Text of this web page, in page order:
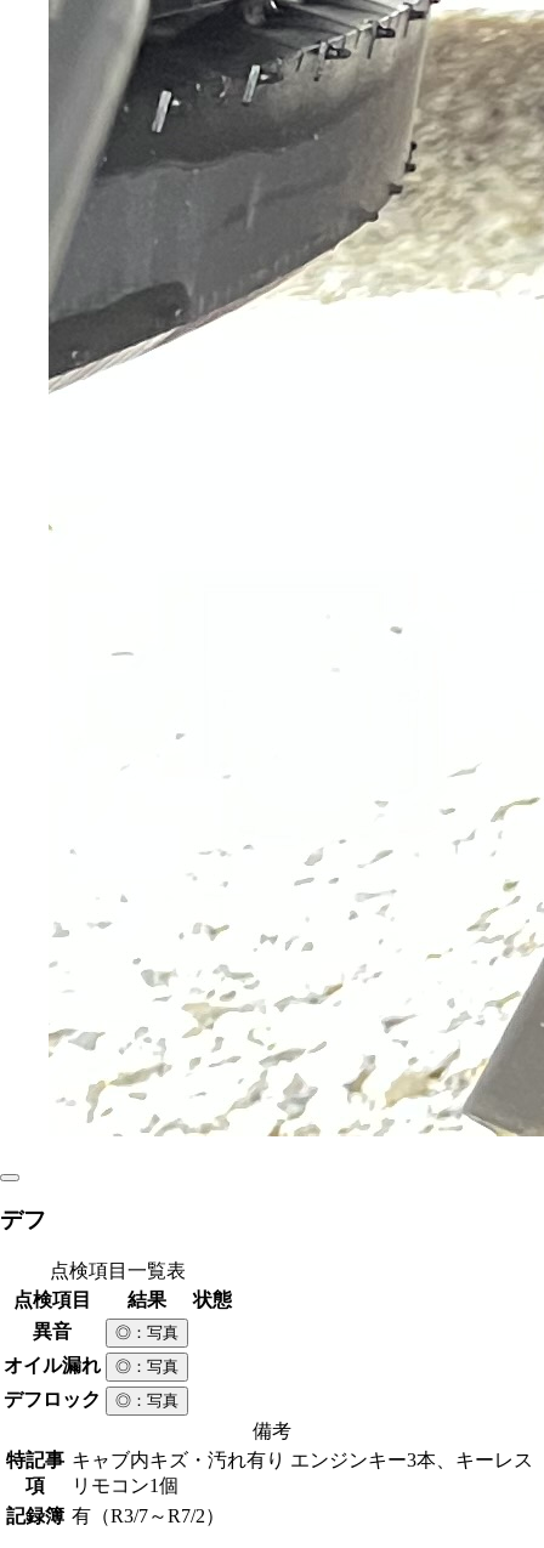
デフ
点検項目一覧表
点検項目
結果
状態
異音
◎ ：写真
オイル漏れ ◎ ：写真
デフロック ◎ ：写真
備考
特記事
項
キャブ内キズ・汚れ有り エンジンキー3本、キーレス
リモコン1個
記録簿 有（R3/7～R7/2）